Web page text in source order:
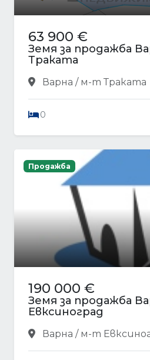
63 900 €
Земя за продажба
Траката
Варна / м-т Траката
0
Продажба
190 000 €
Земя за продажба
Евксиноград
Варна / м-т